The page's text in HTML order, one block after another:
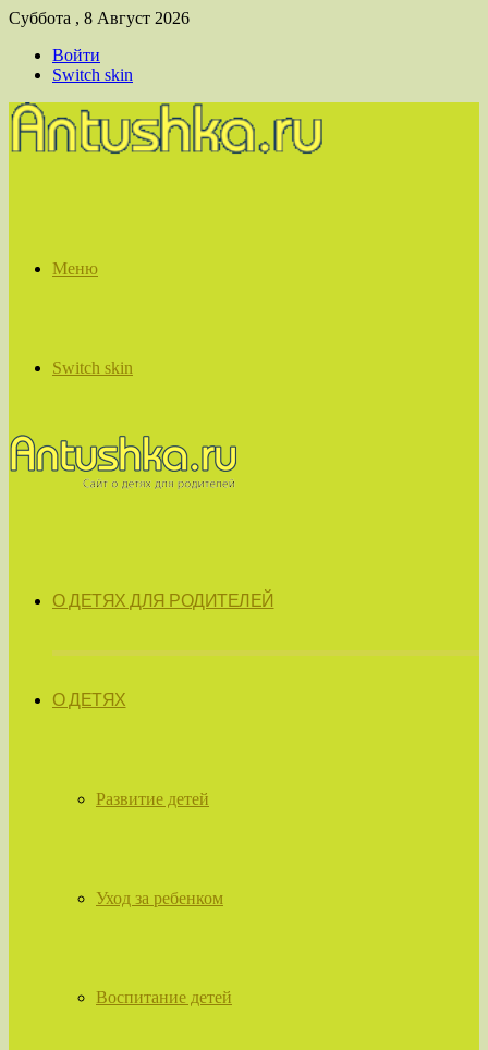
Суббота , 8 Август 2026
Войти
Switch skin
Меню
Switch skin
О ДЕТЯХ ДЛЯ РОДИТЕЛЕЙ
О ДЕТЯХ
Развитие детей
Уход за ребенком
Воспитание детей